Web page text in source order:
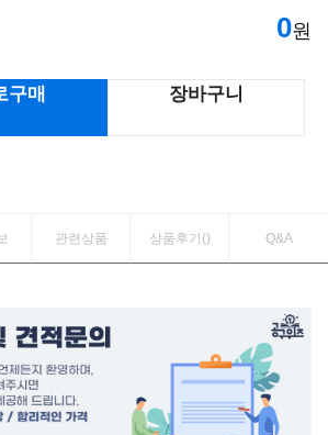
0원
구매 장바구니
관련상품 상품후기() Q&A